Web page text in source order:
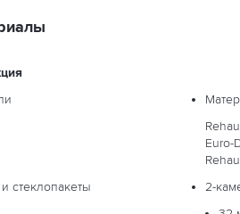
Euro-
стеклопакеты
2-